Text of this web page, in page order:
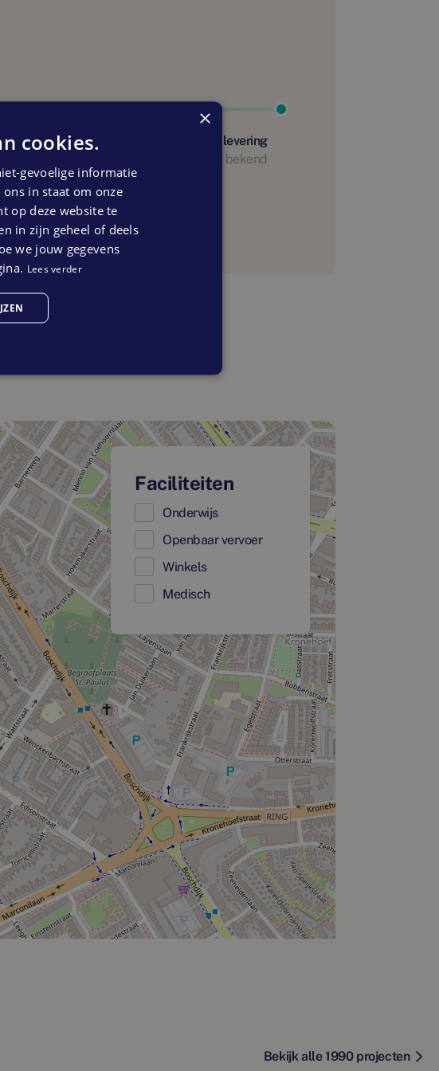
Start oplevering
Nog niet bekend
planning
Faciliteiten
Onderwijs
Openbaar vervoer
Winkels
Medisch
Bekijk alle 1990 projecten
×
cookies.
gevoelige informatie
in staat om onze
op deze website te
in zijn geheel of deels
we jouw gegevens
Lees verder